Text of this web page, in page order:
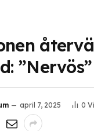
”Nervös”
april 7, 2025 0